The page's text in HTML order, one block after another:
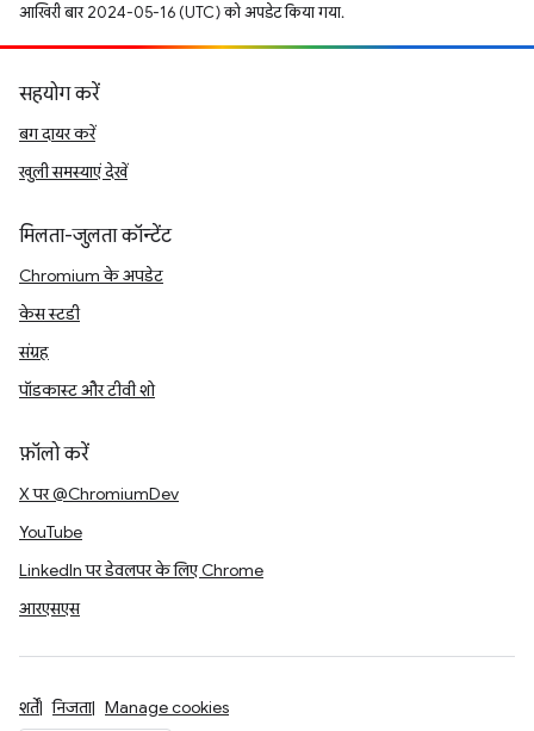
आखिरी बार 2024-05-16 (UTC) को अपडेट किया गया.
सहयोग करें
बग दायर करें
खुली समस्याएं देखें
मिलता-जुलता कॉन्टेंट
Chromium के अपडेट
केस स्टडी
संग्रह
पॉडकास्ट और टीवी शो
फ़ॉलो करें
X पर @ChromiumDev
YouTube
LinkedIn पर डेवलपर के लिए Chrome
आरएसएस
शर्तें निजता Manage cookies